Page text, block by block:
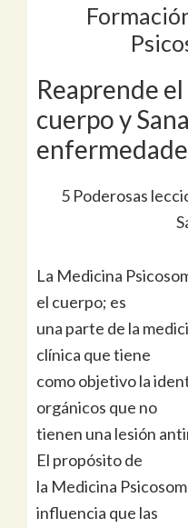
Reaprende
cuerpo y
5 Poderosas
La Medicina
el cuerpo; es
una parte de la
clínica que tiene
como objetivo la
orgánicos que no
tienen una lesión
El propósito de
la Medicina
influencia que las